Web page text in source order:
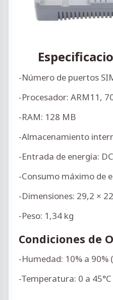
-Número de puertos
-Procesador: ARM11,
-RAM: 128 MB
-Almacenamiento
-Entrada de energía:
-Consumo máximo de
-Dimensiones: 29,2 ×
-Peso: 1,34 kg
Condiciones de
-Humedad: 10% a 90%
-Temperatura: 0 a 45°C